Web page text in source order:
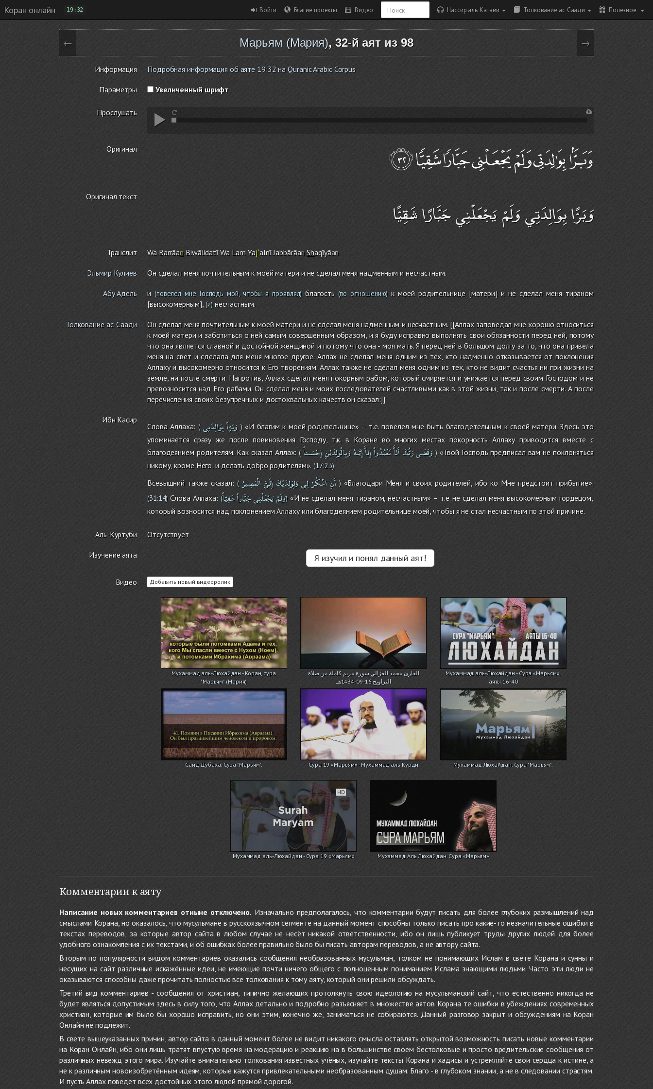
Коран онлайн 19:32 Войти Благие проекты Видео Нассир аль-Катами Толкование ас-Саади Полезное
← Марьям (Мария), 32-й аят из 98 →
Информация Подробная информация об аяте 19:32 на Quranic Arabic Corpus
Параметры Увеличенный шрифт
Прослушать
Оригинал
Оригинал текст
وَبَرًّا بِوَالِدَتِي وَلَمْ يَجْعَلْنِي جَبَّارًا شَقِيًّا
Транслит Wa Barrāan Biwālidatī Wa Lam Yaj`alnī Jabbārāan Shaqīyāan
Эльмир Кулиев Он сделал меня почтительным к моей матери и не сделал меня надменным и несчастным.
Абу Адель и(повелел мне Господь мой, чтобы я проявлял) благость(по отношению) к моей родительнице [матери] и не сделал меня тираном
[высокомерным], (и) несчастным.
Толкование ас-Саади
Он сделал меня почтительным к моей матери и не сделал меня надменным и несчастным. [[Аллах заповедал мне хорошо относиться
к моей матери и заботиться о ней самым совершенным образом, и я буду исправно выполнять свои обязанности перед ней, потому
что она является славной и достойной женщиной и потому что она - моя мать. Я перед ней в большом долгу за то, что она привела
меня на свет и сделала для меня многое другое. Аллах не сделал меня одним из тех, кто надменно отказывается от поклонения
Аллаху и высокомерно относится к Его творениям. Аллах также не сделал меня одним из тех, кто не видит счастья ни при жизни на
земле, ни после смерти. Напротив, Аллах сделал меня покорным рабом, который смиряется и унижается перед своим Господом и не
превозносится над Его рабами. Он сделал меня и моих последователей счастливыми как в этой жизни, так и после смерти. А после
перечисления своих безупречных и достохвальных качеств он сказал:]]
Ибн Касир
Слова Аллаха: ( وَبَرّاًبِوَالِدَتِى )«И благим к моей родительнице» – т.е. повелел мне быть благодетельным к своей матери. Здесь это
упоминается сразу же после повиновения Господу, т.к. в Коране во многих местах покорность Аллаху приводится вместе с
благодеянием родителям. Как сказал Аллах: ( وَقَضَىرَبُّكَأَلاَّتَعْبُدُواْإِلاَّإِيَّـهُوَبِالْوَلِدَيْنِإِحْسَـناً )«Твой Господь предписал вам не поклоняться
никому, кроме Него, и делать добро родителям». (17:23)
Всевышний также сказал:( أَنِ اشْكُرْلِىوَلِوَلِدَيْكَ إِلَىَّالْمَصِيرُ )«Благодари Меня и своих родителей, ибо ко Мне предстоит прибытие».
(31:14) Слова Аллаха: ( وَلَمْيَجْعَلْنِىجَبَّاراًشَقِيّاً )«И не сделал меня тираном, несчастным» – т.е. не сделал меня высокомерным гордецом,
который возносится над поклонением Аллаху или благодеянием родительнице моей, чтобы я не стал несчастным по этой причине.
Аль-Куртуби Отсутствует
Изучение аята Я изучил и понял данный аят!
Видео Добавить новый видеоролик
Мухаммад аль-Люхайдан - Коран, сура
"Марьям" (Мария)
القارئ محمد الغزالي سورة مريم كاملة من صلاة
التراويح 16-09-1434هـ
Мухаммад аль-Люхайдан - Сура «Марьям»,
аяты 16-40
Саид Дубаха. Сура "Марьям". Сура 19 «Марьям» - Мухаммад аль Курди Мухаммад Люхайдан. Сура "Марьям".
Мухаммад аль-Люхайдан - Сура 19 «Марьям» Мухаммад Аль Люхайдан. Сура «Марьям»
Комментарии к аяту
Написание новых комментариев отныне отключено. Изначально предполагалось, что комментарии будут писать для более глубоких размышлений над
смыслами Корана, но оказалось, что мусульмане в русскоязычном сегменте на данный момент способны только писать про какие-то незначительные ошибки в
текстах переводов, за которые автор сайта в любом случае не несёт никакой ответственности, ибо он лишь публикует труды других людей для более
удобного ознакомления с их текстами, и об ошибках более правильно было бы писать авторам переводов, а не автору сайта.
Вторым по популярности видом комментариев оказались сообщения необразованных мусульман, толком не понимающих Ислам в свете Корана и сунны и
несущих на сайт различные искажённые идеи, не имеющие почти ничего общего с полноценным пониманием Ислама знающими людьми. Часто эти люди не
оказываются способны даже прочитать полностью все толкования к тому аяту, который они решили обсуждать.
Третий вид комментариев - сообщения от христиан, типично желающих протолкнуть свою идеологию на мусульманский сайт, что естественно никогда не
будет являться допустимым здесь в силу того, что Аллах детально и подробно разъясняет в множестве аятов Корана те ошибки в убеждениях современных
христиан, которые им было бы хорошо исправить, но они этим, конечно же, заниматься не собираются. Данный разговор закрыт и обсуждениям на Коран
Онлайн не подлежит.
В свете вышеуказанных причин, автор сайта в данный момент более не видит никакого смысла оставлять открытой возможность писать новые комментарии
на Коран Онлайн, ибо они лишь тратят впустую время на модерацию и реакцию на в большинстве своём бестолковые и просто вредительские сообщения от
различных невежд этого мира. Изучайте внимательно толкования известных учёных, изучайте тексты Корана и хадисы и устремляйте свои сердца к истине, а
не к различным новоизобретённым идеям, которые кажутся привлекательными необразованным душам. Благо - в глубоком знании, а не в следовании страстям.
И пусть Аллах поведёт всех достойных этого людей прямой дорогой.